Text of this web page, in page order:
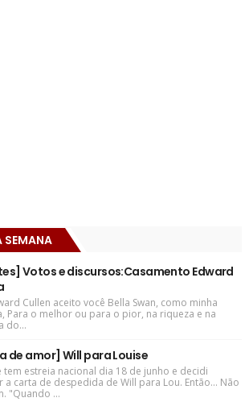
SEMANA
Votos e discursos:Casamento Edward
Cullen aceito você Bella Swan, como minha
Para o melhor ou para o pior, na riqueza e na
do...
de amor] Will para Louise
tem estreia nacional dia 18 de junho e decidi
a carta de despedida de Will para Lou. Então... Não
"Quando ...